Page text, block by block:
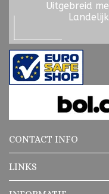
Uitgebreid
CONTACT INFO
LINKS